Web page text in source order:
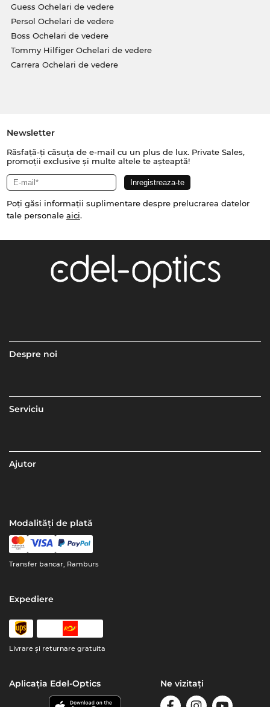
Guess Ochelari de vedere
Persol Ochelari de vedere
Boss Ochelari de vedere
Tommy Hilfiger Ochelari de vedere
Carrera Ochelari de vedere
Newsletter
Răsfață-ți căsuța de e-mail cu un plus de lux. Private Sales,
promoții exclusive și multe altele te așteaptă!
Poți găsi informații suplimentare despre prelucrarea datelor
tale personale aici.
Despre noi
Serviciu
Ajutor
Modalități de plată
Transfer bancar, Ramburs
Expediere
Livrare şi returnare gratuita
Aplicația Edel-Optics Ne vizitați